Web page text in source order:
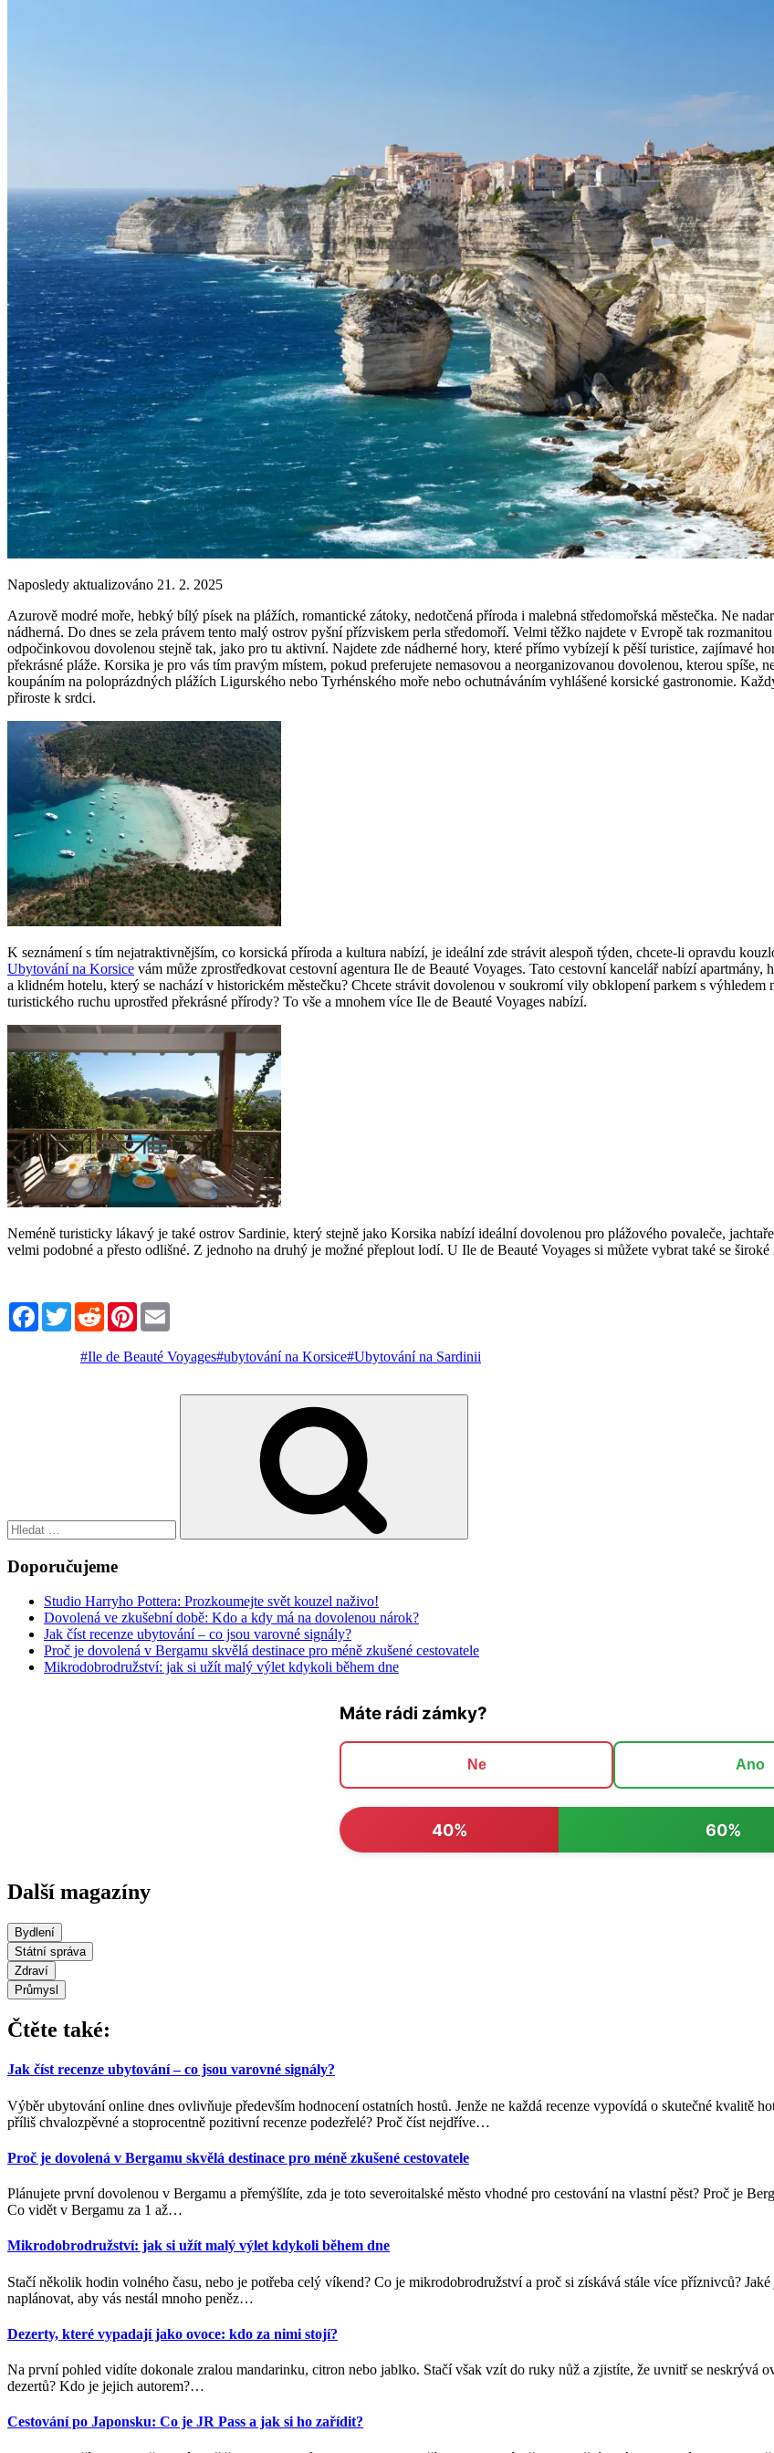
Naposledy aktualizováno 21. 2. 2025
Azurově modré moře, hebký bílý písek na plážích, romantické zátoky, nedotčená příroda i malebná středomořská městečka. Ne
nádherná. Do dnes se zela právem tento malý ostrov pyšní přízviskem perla středomoří. Velmi těžko najdete v Evropě tak
odpočinkovou dovolenou stejně tak, jako pro tu aktivní. Najdete zde nádherné hory, které přímo vybízejí k pěší turistice, zajímavé
překrásné pláže. Korsika je pro vás tím pravým místem, pokud preferujete nemasovou a neorganizovanou dovolenou, kterou spíše,
koupáním na poloprázdných plážích Ligurského nebo Tyrhénského moře nebo ochutnáváním vyhlášené korsické gastronomie.
přiroste k srdci.
K seznámení s tím nejatraktivnějším, co korsická příroda a kultura nabízí, je ideální zde strávit alespoň týden, chcete-li opravdu
Ubytování na Korsice vám může zprostředkovat cestovní agentura Ile de Beauté Voyages. Tato cestovní kancelář nabízí
a klidném hotelu, který se nachází v historickém městečku? Chcete strávit dovolenou v soukromí vily obklopení parkem s
turistického ruchu uprostřed překrásné přírody? To vše a mnohem více Ile de Beauté Voyages nabízí.
Neméně turisticky lákavý je také ostrov Sardinie, který stejně jako Korsika nabízí ideální dovolenou pro plážového povaleče,
velmi podobné a přesto odlišné. Z jednoho na druhý je možné přeplout lodí. U Ile de Beauté Voyages si můžete vybrat také se
FacebookTwitterRedditPinterest
#Ile de Beauté Voyages#ubytování na Korsice#Ubytování na Sardinii
Doporučujeme
Studio Harryho Pottera: Prozkoumejte svět kouzel naživo!
Dovolená ve zkušební době: Kdo a kdy má na dovolenou nárok?
Jak číst recenze ubytování – co jsou varovné signály?
Proč je dovolená v Bergamu skvělá destinace pro méně zkušené cestovatele
Mikrodobrodružství: jak si užít malý výlet kdykoli během dne
Máte rádi zámky?
Ne Ano
40% 60%
Další magazíny
Bydlení
Státní správa
Zdraví
Průmysl
Čtěte také:
Jak číst recenze ubytování – co jsou varovné signály?
Výběr ubytování online dnes ovlivňuje především hodnocení ostatních hostů. Jenže ne každá recenze vypovídá o skutečné kvalitě
příliš chvalozpěvné a stoprocentně pozitivní recenze podezřelé? Proč číst nejdříve…
Proč je dovolená v Bergamu skvělá destinace pro méně zkušené cestovatele
Plánujete první dovolenou v Bergamu a přemýšlíte, zda je toto severoitalské město vhodné pro cestování na vlastní pěst? Proč je
Co vidět v Bergamu za 1 až…
Mikrodobrodružství: jak si užít malý výlet kdykoli během dne
Stačí několik hodin volného času, nebo je potřeba celý víkend? Co je mikrodobrodružství a proč si získává stále více příznivců?
naplánovat, aby vás nestál mnoho peněz…
Dezerty, které vypadají jako ovoce: kdo za nimi stojí?
Na první pohled vidíte dokonale zralou mandarinku, citron nebo jablko. Stačí však vzít do ruky nůž a zjistíte, že uvnitř se neskrývá
dezertů? Kdo je jejich autorem?…
Cestování po Japonsku: Co je JR Pass a jak si ho zařídit?